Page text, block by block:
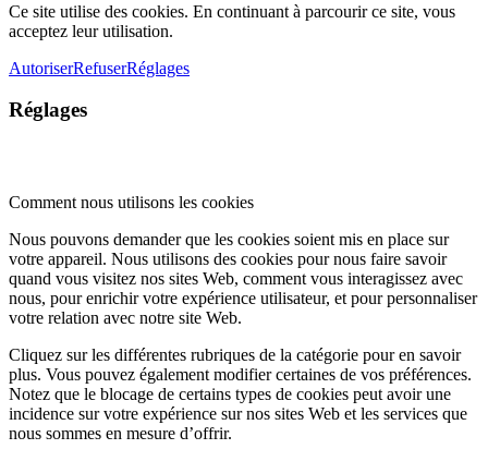
Ce site utilise des cookies. En continuant à parcourir ce site, vous
acceptez leur utilisation.
AutoriserRefuserRéglages
Réglages
Comment nous utilisons les cookies
Nous pouvons demander que les cookies soient mis en place sur
votre appareil. Nous utilisons des cookies pour nous faire savoir
quand vous visitez nos sites Web, comment vous interagissez avec
nous, pour enrichir votre expérience utilisateur, et pour personnaliser
votre relation avec notre site Web.
Cliquez sur les différentes rubriques de la catégorie pour en savoir
plus. Vous pouvez également modifier certaines de vos préférences.
Notez que le blocage de certains types de cookies peut avoir une
incidence sur votre expérience sur nos sites Web et les services que
nous sommes en mesure d’offrir.